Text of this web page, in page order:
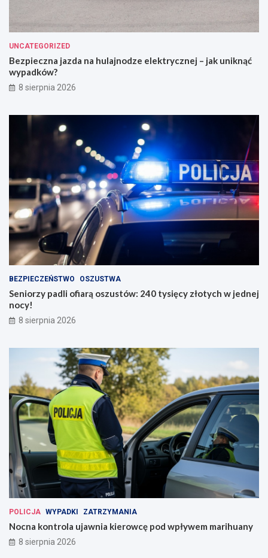
UNCATEGORIZED
Bezpieczna jazda na hulajnodze elektrycznej – jak uniknąć
wypadków?
8 sierpnia 2026
BEZPIECZEŃSTWO OSZUSTWA
Seniorzy padli ofiarą oszustów: 240 tysięcy złotych w jednej
nocy!
8 sierpnia 2026
POLICJA WYPADKI ZATRZYMANIA
Nocna kontrola ujawnia kierowcę pod wpływem marihuany
8 sierpnia 2026